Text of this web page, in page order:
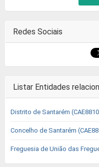
Redes Sociais
Listar Entidades
Distrito de Santarém
Concelho de Santarém
Freguesia de União das